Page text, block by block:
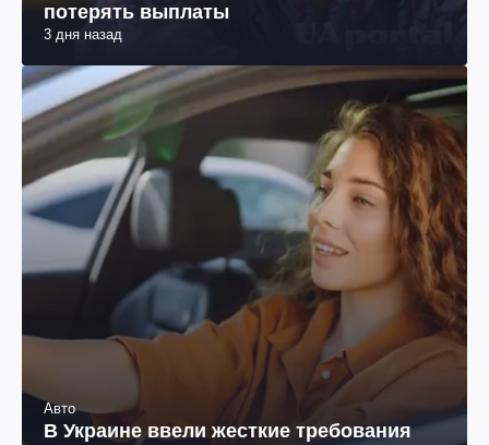
потерять выплаты
3 дня назад
Авто
В Украине ввели жесткие требования